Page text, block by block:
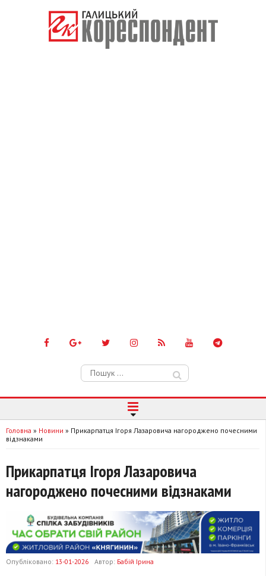
Пошук:
Головна » Новини » Прикарпатця Ігоря Лазаровича нагороджено почесними
відзнаками
Прикарпатця Ігоря Лазаровича
нагороджено почесними відзнаками
Опубліковано: 13-01-2026 Автор: Бабій Ірина